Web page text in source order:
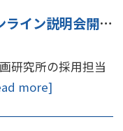
【新卒募集】オンライン説明会開催のお知らせ📢
研究所の採用担当
more]